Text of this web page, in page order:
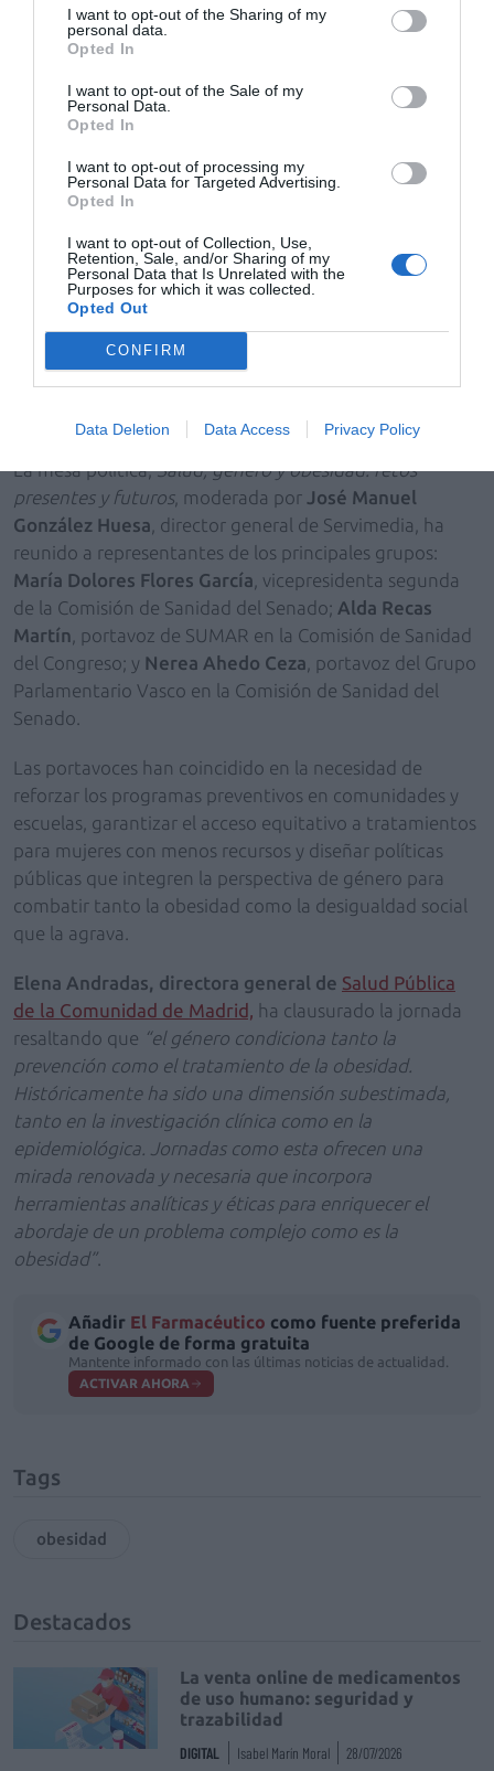
I want to opt-out of the Sharing of my
personal data.
Opted In
I want to opt-out of the Sale of my
Personal Data.
Opted In
I want to opt-out of processing my
Personal Data for Targeted Advertising.
Opted In
I want to opt-out of Collection, Use,
Retention, Sale, and/or Sharing of my
Personal Data that Is Unrelated with the
Purposes for which it was collected.
Opted Out
CONFIRM
Data Deletion Data Access Privacy Policy
soluciones que consideren estas realidades sociales”.
Investigación y política en el centro del debate
La mesa de especialistas,Avanzando en la investigación
con perspectiva de género
contado, además de con la doctora Vázquez
, con la
participación de
Sociedad Castellana de Cardiología;Mar Malagón
presidenta de la Sociedad Española de Obesidad
(SEEDO); yArantxa Sáez
por la Obesidad. Las ponentes han coincidido en la
necesidad de combatir el estigma sanitario, reforzar la
prevención y mejorar la atención multidisciplinar desde
edades tempranas.
La mesa política,Salud, género y obesidad: retos
presentes y futuros, moderada por José Manuel
González Huesa , director general de Servimedia, ha
reunido a representantes de los principales grupos:
María Dolores Flores García , vicepresidenta segunda
de la Comisión de Sanidad del Senado; Alda Recas
Martín , portavoz de SUMAR en la Comisión de Sanidad
del Congreso; y Nerea Ahedo Ceza , portavoz del Grupo
Parlamentario Vasco en la Comisión de Sanidad del
Senado.
Las portavoces han coincidido en la necesidad de
reforzar los programas preventivos en comunidades y
escuelas, garantizar el acceso equitativo a tratamientos
para mujeres con menos recursos y diseñar políticas
públicas que integren la perspectiva de género para
combatir tanto la obesidad como la desigualdad social
que la agrava.
Elena Andradas, directora general de Salud Pública
de la Comunidad de Madrid, ha clausurado la jornada
resaltando que “el género condiciona tanto la
prevención como el tratamiento de la obesidad.
Históricamente ha sido una dimensión subestimada,
tanto en la investigación clínica como en la
epidemiológica. Jornadas como esta ofrecen una
mirada renovada y necesaria que incorpora
herramientas analíticas y éticas para enriquecer el
abordaje de un problema complejo como es la
obesidad”.
Añadir El Farmacéutico como fuente preferida
de Google de forma gratuita
Mantente informado con las últimas noticias de actualidad.
ACTIVAR AHORA
Tags
obesidad
Destacados
La venta online de medicamentos
de uso humano: seguridad y
trazabilidad
DIGITAL Isabel Marín Moral 28/07/2026